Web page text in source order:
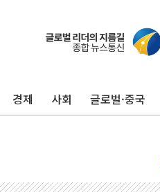
경제 사회 글로벌·중국